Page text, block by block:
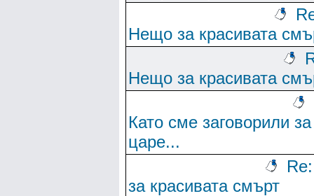
Нещо за красивата
Нещо за красивата
Като сме заговорили за
царе...
за красивата смърт